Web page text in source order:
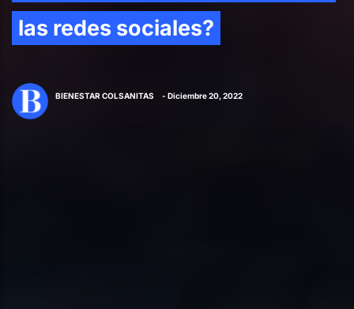
las redes sociales?
BIENESTAR COLSANITAS - Diciembre 20, 2022